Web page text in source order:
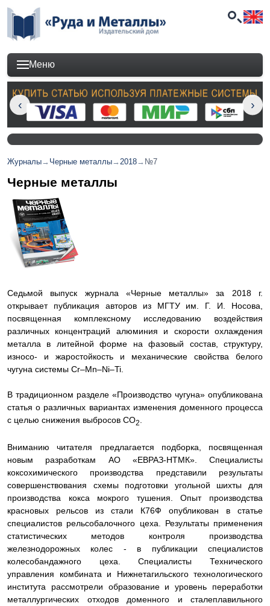
Меню
Журналы→ Черные металлы→2018→ №7
Черные металлы
Седьмой выпуск журнала «Черные металлы» за 2018 г.
открывает публикация авторов из МГТУ им. Г. И. Носова,
посвященная комплексному исследованию воздействия
различных концентраций алюминия и скорости охлаждения
металла в литейной форме на фазовый состав, структуру,
износо- и жаростойкость и механические свойства белого
чугуна системы Cr–Mn–Ni–Ti.
В традиционном разделе «Производство чугуна» опубликована
статья о различных вариантах изменения доменного процесса
с целью снижения выбросов СО2
Вниманию читателя предлагается подборка, посвященная
новым разработкам АО «ЕВРАЗ-НТМК». Специалисты
коксохимического производства представили результаты
совершенствования схемы подготовки угольной шихты для
производства кокса мокрого тушения. Опыт производства
красновых рельсов из стали К76Ф опубликован в статье
специалистов рельсобалочного цеха. Результаты применения
статистических методов контроля производства
железнодорожных колес - в публикации специалистов
колесобандажного цеха. Специалисты Технического
управления комбината и Нижнетагильского технологического
института рассмотрели образование и уровень переработки
металлургических отходов доменного и сталеплавильного